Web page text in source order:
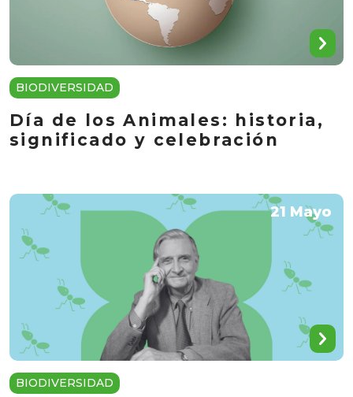
BIODIVERSIDAD
Día de los Animales: historia,
significado y celebración
21 Mayo
BIODIVERSIDAD